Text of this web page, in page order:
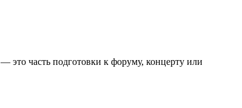
— это часть подготовки к форуму, концерту или